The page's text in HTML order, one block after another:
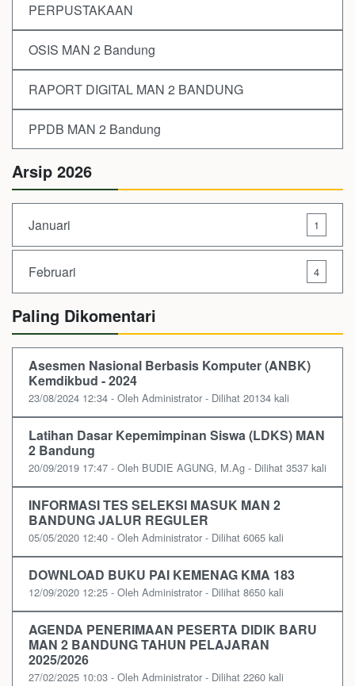
PERPUSTAKAAN
OSIS MAN 2 Bandung
RAPORT DIGITAL MAN 2 BANDUNG
PPDB MAN 2 Bandung
Arsip 2026
Januari 1
Februari 4
Paling Dikomentari
Asesmen Nasional Berbasis Komputer (ANBK)
Kemdikbud - 2024
23/08/2024 12:34 - Oleh Administrator - Dilihat 20134 kali
Latihan Dasar Kepemimpinan Siswa (LDKS) MAN
2 Bandung
20/09/2019 17:47 - Oleh BUDIE AGUNG, M.Ag - Dilihat 3537 kali
INFORMASI TES SELEKSI MASUK MAN 2
BANDUNG JALUR REGULER
05/05/2020 12:40 - Oleh Administrator - Dilihat 6065 kali
DOWNLOAD BUKU PAI KEMENAG KMA 183
12/09/2020 12:25 - Oleh Administrator - Dilihat 8650 kali
AGENDA PENERIMAAN PESERTA DIDIK BARU
MAN 2 BANDUNG TAHUN PELAJARAN
2025/2026
27/02/2025 10:03 - Oleh Administrator - Dilihat 2260 kali